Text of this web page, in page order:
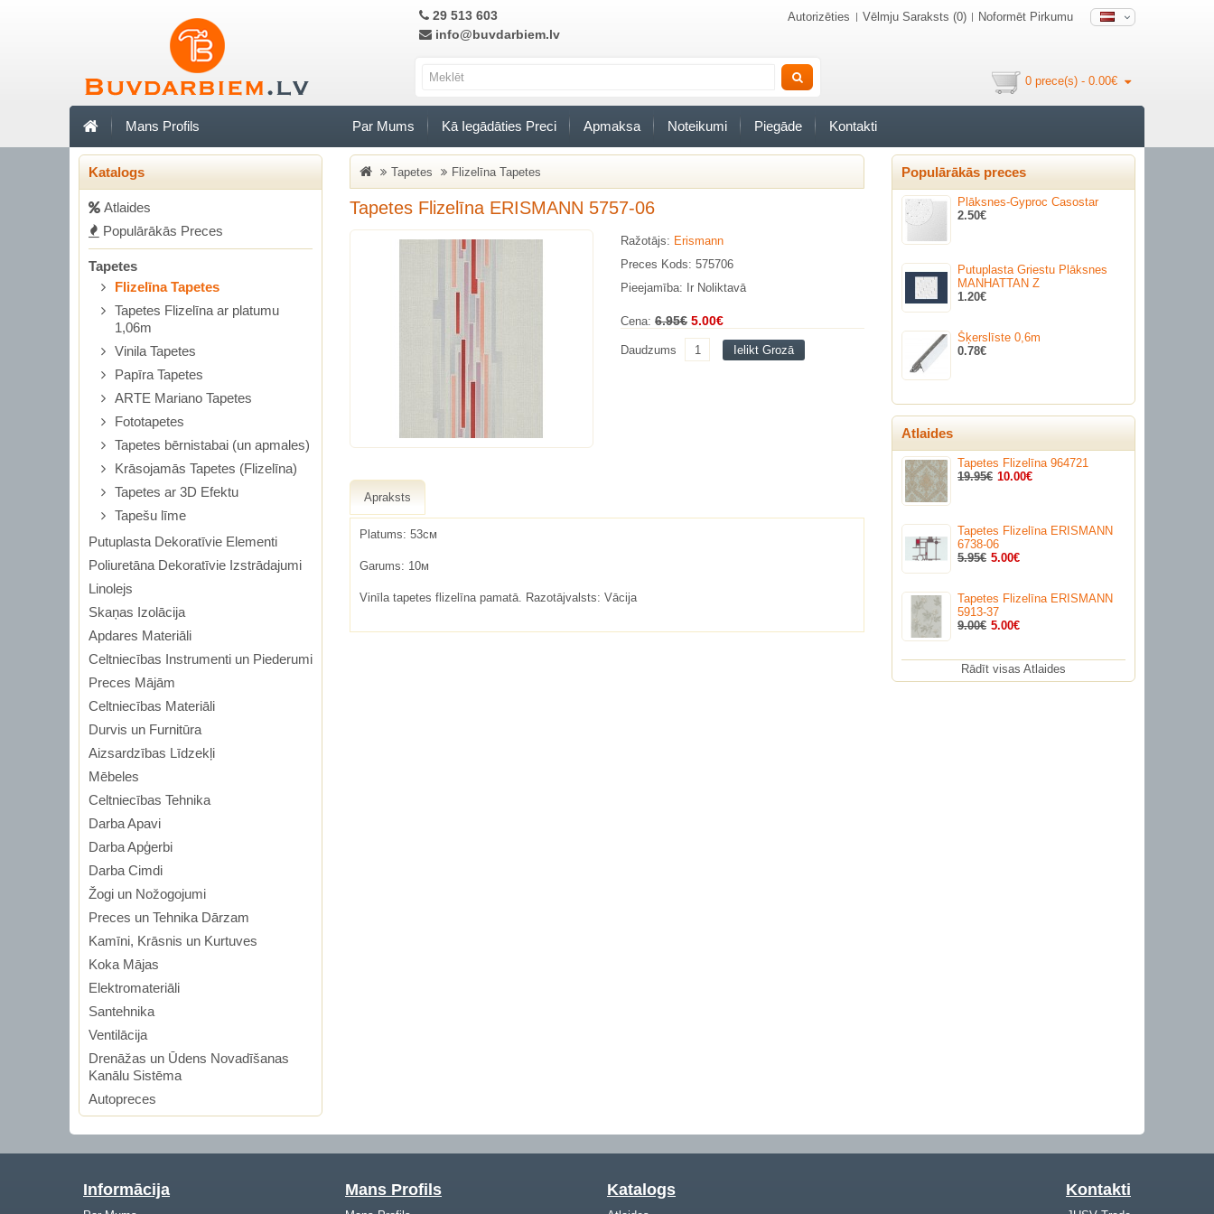
29 513 603
info@buvdarbiem.lv
Autorizēties Vēlmju Saraksts (0) Noformēt Pirkumu
0 prece(s) - 0.00€
Mans Profils Par Mums Kā Iegādāties Preci Apmaksa Noteikumi Piegāde Kontakti
Katalogs
Аtlaides
Populārākās Preces
Tapetes
Flizelīna Tapetes
Tapetes Flizelīna ar platumu
1,06m
Vinila Tapetes
Papīra Tapetes
ARTE Mariano Tapetes
Fototapetes
Tapetes bērnistabai (un apmales)
Krāsojamās Tapetes (Flizelīna)
Tapetes ar 3D Efektu
Tapešu līme
Putuplasta Dekoratīvie Elementi
Poliuretāna Dekoratīvie Izstrādajumi
Linolejs
Skaņas Izolācija
Apdares Materiāli
Celtniecības Instrumenti un Piederumi
Preces Mājām
Celtniecības Materiāli
Durvis un Furnitūra
Aizsardzības Līdzekļi
Mēbeles
Celtniecības Tehnika
Darba Apavi
Darba Apģerbi
Darba Cimdi
Žogi un Nožogojumi
Preces un Tehnika Dārzam
Kamīni, Krāsnis un Kurtuves
Koka Mājas
Elektromateriāli
Santehnika
Ventilācija
Drenāžas un Ūdens Novadīšanas
Kanālu Sistēma
Autopreces
Tapetes Flizelīna Tapetes
Tapetes Flizelīna ERISMANN 5757-06
Ražotājs: Erismann
Preces Kods: 575706
Pieejamība: Ir Noliktavā
Cena: 6.95€ 5.00€
Daudzums Ielikt Grozā
Apraksts
Platums: 53см
Garums: 10м
Vinīla tapetes flizelīna pamatā. Razotājvalsts: Vācija
Populārākās preces
Plāksnes-Gyproc Casostar
2.50€
Putuplasta Griestu Plāksnes
MANHATTAN Z
1.20€
Šķerslīste 0,6m
0.78€
Atlaides
Tapetes Flizelīna 964721
19.95€ 10.00€
Tapetes Flizelīna ERISMANN
6738-06
5.95€ 5.00€
Tapetes Flizelīna ERISMANN
5913-37
9.00€ 5.00€
Rādīt visas Atlaides
Informācija Mans Profils Katalogs Kontakti